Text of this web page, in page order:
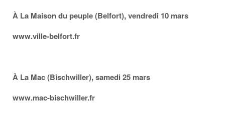
À La Maison du peuple (Belfort), vendredi 10 mars
www.ville-belfort.fr
À La Mac (Bischwiller), samedi 25 mars
www.mac-bischwiller.fr